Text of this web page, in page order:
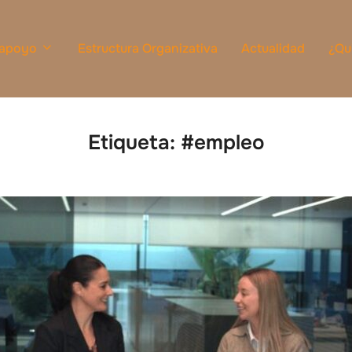
Estructura Organizativa Actualidad
Etiqueta: #empleo